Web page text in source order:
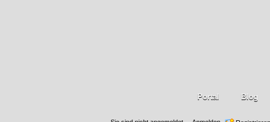
Portal Blog